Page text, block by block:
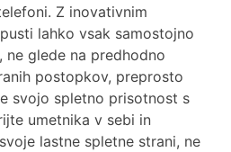
Z inovativnim
lahko vsak samostojno
glede na predhodno
postopkov, preprosto
svojo spletno prisotnost s
umetnika v sebi in
lastne spletne strani, ne